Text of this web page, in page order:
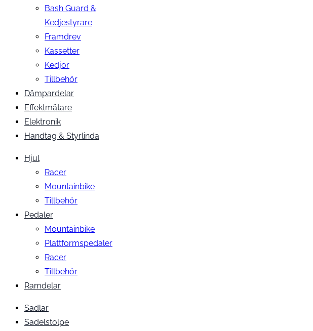
Bash Guard &
Kedjestyrare
Framdrev
Kassetter
Kedjor
Tillbehör
Dämpardelar
Effektmätare
Elektronik
Handtag & Styrlinda
Hjul
Racer
Mountainbike
Tillbehör
Pedaler
Mountainbike
Plattformspedaler
Racer
Tillbehör
Ramdelar
Sadlar
Sadelstolpe